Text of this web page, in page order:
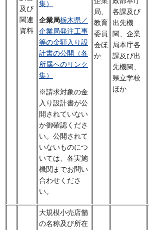
及び
関連
資料
集）
企業局栃木県／
企業局発注工事
等の金額入り設
計書の公開（各
所属へのリンク
集）
※請求対象の金
入り設計書が公
開されていない
か御確認くださ
い。公開されて
いないものにつ
いては、各実施
機関までお問い
合わせくださ
い。
局、
教育
委員
会ほ
か
各課及び
出先機
関、企業
局本庁各
課及び出
先機関、
県立学校
ほか
大規模小売店舗
の名称及び所在